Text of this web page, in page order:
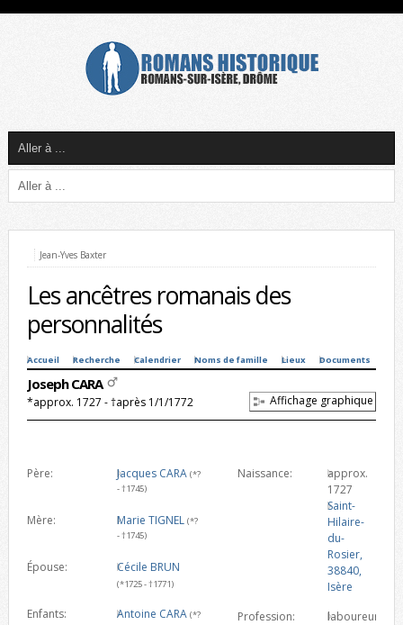
Jean-Yves Baxter
Les ancêtres romanais des
personnalités
Accueil Recherche Calendrier Noms de famille Lieux Documents
Joseph CARA
*approx. 1727 - †après 1/1/1772 Affichage graphique
Père: Jacques CARA (*?
- †1745)
Mère:
Marie TIGNEL (*?
- †1745)
Épouse:
Cécile BRUN
(*1725 - †1771)
Enfants: Antoine CARA (*?
Naissance:
approx.
1727
Saint-
Hilaire-
du-
Rosier,
38840,
Isère
Profession:
laboureur